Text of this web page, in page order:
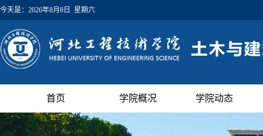
今天是： 2026年8月8日 星期六
首页 学院概况 学院动态